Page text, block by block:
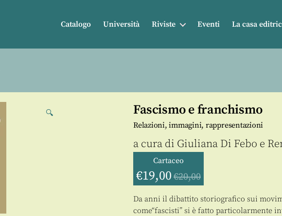
Catalogo Università Riviste Eventi La casa
🔍 Fascismo e franchismo
Relazioni, immagini, rappresentazioni
a cura di Giuliana Di Febo e
Cartaceo
€19,00 €20,00
Da anni il dibattito storiografico sui
come“fascisti” si è fatto particolarmente